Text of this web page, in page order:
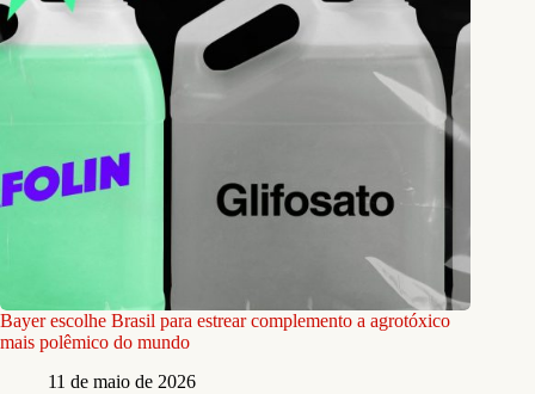
Bayer escolhe Brasil para estrear complemento a agrotóxico
mais polêmico do mundo
11 de maio de 2026